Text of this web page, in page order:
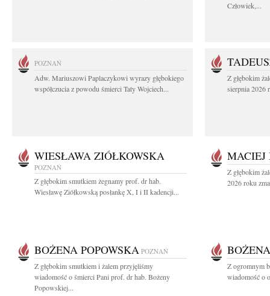
Człowiek,...
POZNAŃ
Adw. Mariuszowi Paplaczykowi wyrazy głębokiego
współczucia z powodu śmierci Taty Wojciech...
Z głębokim
sierpnia 2026
WIESŁAWA ZIÓŁKOWSKA
POZNAŃ
Z głębokim smutkiem żegnamy prof. dr hab.
Wiesławę Ziółkowską posłankę X, I i II kadencji...
Z głębokim
2026 roku
BOŻENA POPOWSKA POZNAŃ
Z głębokim smutkiem i żalem przyjęliśmy
wiadomość o śmierci Pani prof. dr hab. Bożeny
Popowskiej...
Z ogromnym
wiadomość o